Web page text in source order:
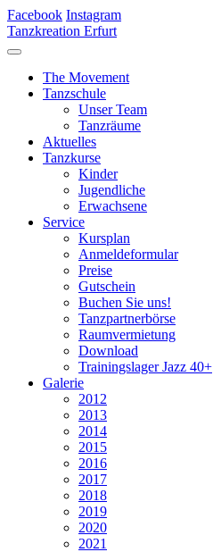
Facebook Instagram
Tanzkreation Erfurt
The Movement
Tanzschule
Unser Team
Tanzräume
Aktuelles
Tanzkurse
Kinder
Jugendliche
Erwachsene
Service
Kursplan
Anmeldeformular
Preise
Gutschein
Buchen Sie uns!
Tanzpartnerbörse
Raumvermietung
Download
Trainingslager Jazz 40+
Galerie
2012
2013
2014
2015
2016
2017
2018
2019
2020
2021